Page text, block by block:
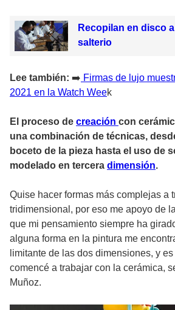
Recopilan en disco
salterio
Lee también: ➡️ Firmas de lujo
2021 en la Watch Week
El proceso de creación con
una combinación de técnicas,
boceto de la pieza hasta el uso de
modelado en tercera dimensión.
Quise hacer formas más complejas a
tridimensional, por eso me apoyo de
que mi pensamiento siempre ha
alguna forma en la pintura me
limitante de las dos dimensiones, y
comencé a trabajar con la cerámica,
Muñoz.